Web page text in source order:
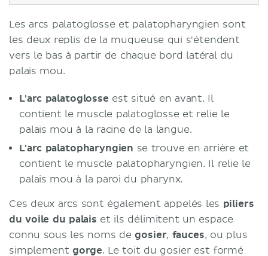
Les arcs palatoglosse et palatopharyngien sont
les deux replis de la muqueuse qui s'étendent
vers le bas à partir de chaque bord latéral du
palais mou.
L'arc palatoglosse est situé en avant. Il
contient le muscle palatoglosse et relie le
palais mou à la racine de la langue.
L'arc palatopharyngien se trouve en arrière et
contient le muscle palatopharyngien. Il relie le
palais mou à la paroi du pharynx.
Ces deux arcs sont également appelés les piliers
du voile du palais et ils délimitent un espace
connu sous les noms degosier, fauces, ou plus
simplement gorge. Le toit du gosier est formé